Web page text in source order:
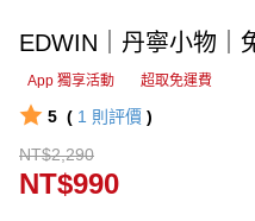
EDWIN｜丹寧小物｜
App 獨享活動 超取免運費
5 ( 1 則評價 )
NT$2,290
NT$990